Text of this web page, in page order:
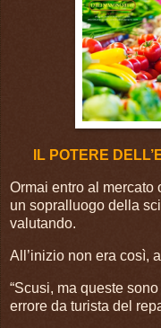
IL POTERE
Ormai entro al mercato
un sopralluogo della
valutando.
All’inizio non era così,
“Scusi, ma queste
errore da turista del